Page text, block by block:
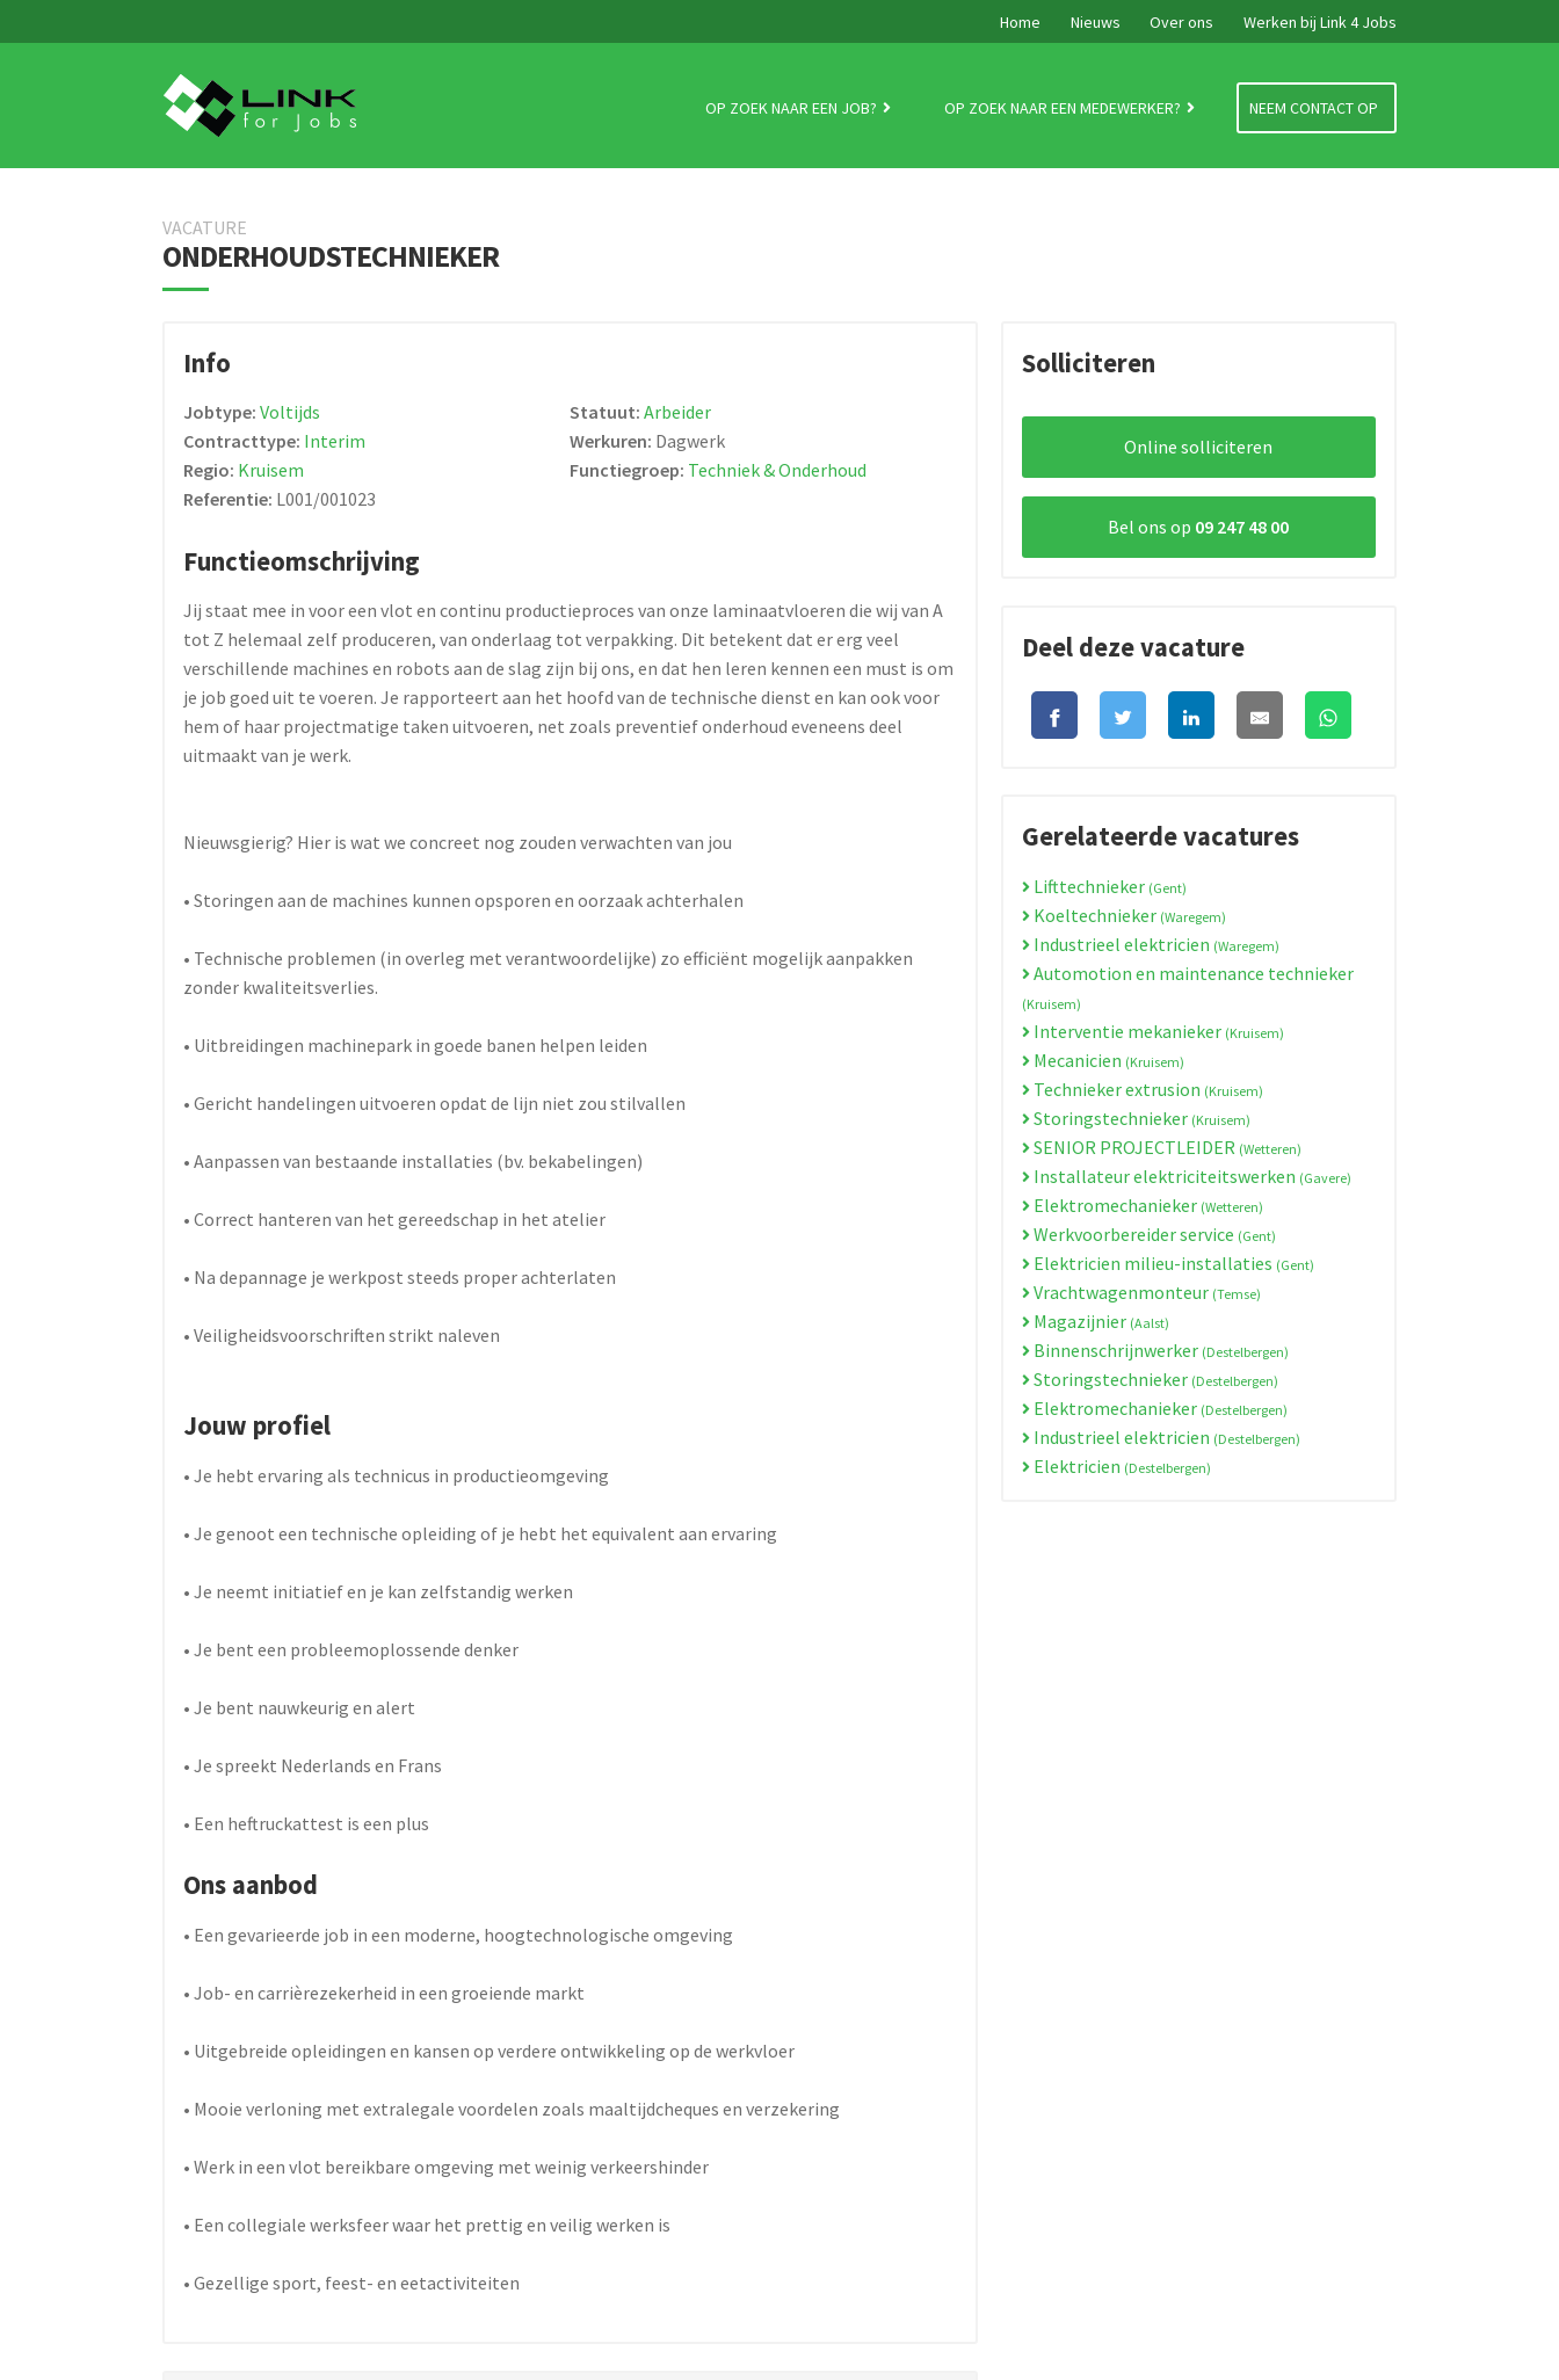
Home Nieuws Over ons Werken bij Link 4 Jobs
to
navigation
to
content
OP ZOEK NAAR EEN JOB? OP ZOEK NAAR EEN MEDEWERKER? NEEM CONTACT OP
VACATURE
ONDERHOUDSTECHNIEKER
Info
Jobtype:Voltijds Statuut:Arbeider
Contracttype: Interim Werkuren: Dagwerk
Regio: Kruisem Functiegroep: Techniek & Onderhoud
Referentie: L001/001023
Functieomschrijving
Jij staat mee in voor een vlot en continu productieproces van onze laminaatvloeren die wij van A
tot Z helemaal zelf produceren, van onderlaag tot verpakking. Dit betekent dat er erg veel
verschillende machines en robots aan de slag zijn bij ons, en dat hen leren kennen een must is om
je job goed uit te voeren. Je rapporteert aan het hoofd van de technische dienst en kan ook voor
hem of haar projectmatige taken uitvoeren, net zoals preventief onderhoud eveneens deel
uitmaakt van je werk.
Nieuwsgierig? Hier is wat we concreet nog zouden verwachten van jou
• Storingen aan de machines kunnen opsporen en oorzaak achterhalen
• Technische problemen (in overleg met verantwoordelijke) zo efficiënt mogelijk aanpakken
zonder kwaliteitsverlies.
• Uitbreidingen machinepark in goede banen helpen leiden
• Gericht handelingen uitvoeren opdat de lijn niet zou stilvallen
• Aanpassen van bestaande installaties (bv. bekabelingen)
• Correct hanteren van het gereedschap in het atelier
• Na depannage je werkpost steeds proper achterlaten
• Veiligheidsvoorschriften strikt naleven
Jouw profiel
• Je hebt ervaring als technicus in productieomgeving
• Je genoot een technische opleiding of je hebt het equivalent aan ervaring
• Je neemt initiatief en je kan zelfstandig werken
• Je bent een probleemoplossende denker
• Je bent nauwkeurig en alert
• Je spreekt Nederlands en Frans
• Een heftruckattest is een plus
Ons aanbod
• Een gevarieerde job in een moderne, hoogtechnologische omgeving
• Job- en carrièrezekerheid in een groeiende markt
• Uitgebreide opleidingen en kansen op verdere ontwikkeling op de werkvloer
• Mooie verloning met extralegale voordelen zoals maaltijdcheques en verzekering
• Werk in een vlot bereikbare omgeving met weinig verkeershinder
• Een collegiale werksfeer waar het prettig en veilig werken is
• Gezellige sport, feest- en eetactiviteiten
Solliciteren
Online solliciteren
Bel ons op 09 247 48 00
Deel deze vacature
Gerelateerde vacatures
Lifttechnieker (Gent)
Koeltechnieker (Waregem)
Industrieel elektricien (Waregem)
Automotion en maintenance technieker
(Kruisem)
Interventie mekanieker (Kruisem)
Mecanicien (Kruisem)
Technieker extrusion (Kruisem)
Storingstechnieker (Kruisem)
SENIOR PROJECTLEIDER (Wetteren)
Installateur elektriciteitswerken (Gavere)
Elektromechanieker (Wetteren)
Werkvoorbereider service (Gent)
Elektricien milieu-installaties (Gent)
Vrachtwagenmonteur (Temse)
Magazijnier (Aalst)
Binnenschrijnwerker (Destelbergen)
Storingstechnieker (Destelbergen)
Elektromechanieker (Destelbergen)
Industrieel elektricien (Destelbergen)
Elektricien (Destelbergen)